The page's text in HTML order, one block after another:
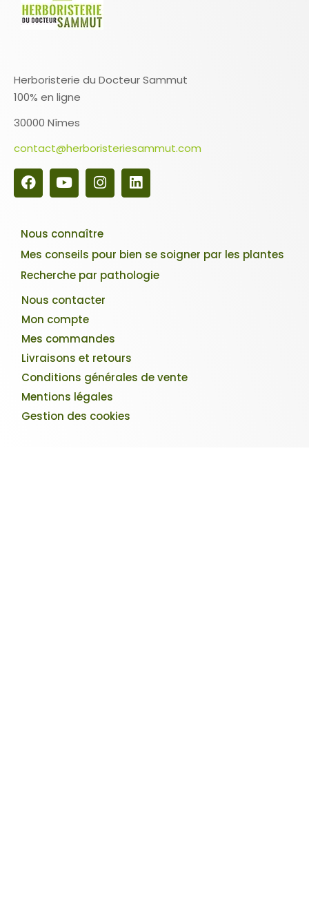
Herboristerie du Docteur Sammut
100% en ligne
30000 Nîmes
contact@herboristeriesammut.com
Nous connaître
Mes conseils pour bien se soigner par les plantes
Recherche par pathologie
Nous contacter
Mon compte
Mes commandes
Livraisons et retours
Conditions générales de vente
Mentions légales
Gestion des cookies